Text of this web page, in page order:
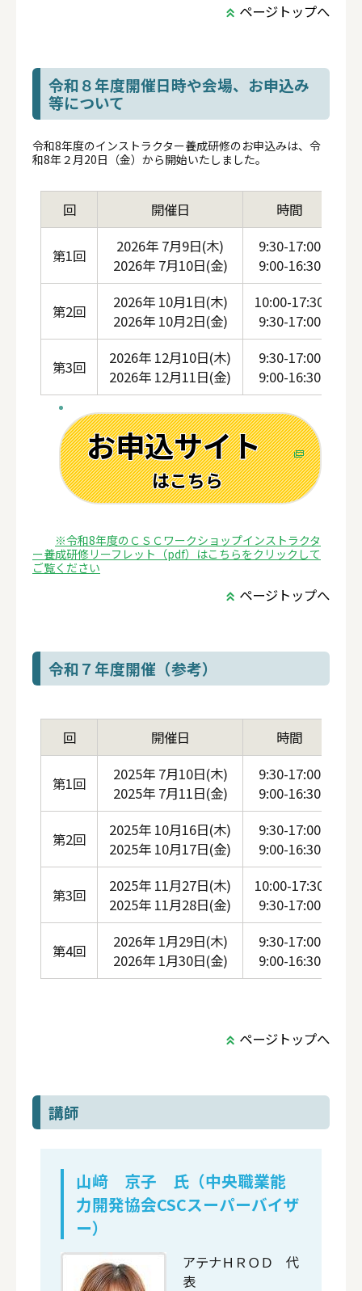
ページトップへ
令和８年度開催日時や会場、お申込み
等について
令和8年度のインストラクター養成研修のお申込みは、令
和8年２月20日（金）から開始いたしました。
回 開催日 時間
第1回
2026年 7月9日(木)
2026年 7月10日(金)
9:30-17:00
9:00-16:30
第2回
2026年 10月1日(木)
2026年 10月2日(金)
10:00-17:30
9:30-17:00
第3回
2026年 12月10日(木)
2026年 12月11日(金)
9:30-17:00
9:00-16:30
お申込サイト
はこちら
※令和8年度のＣＳＣワークショップインストラクタ
ー養成研修リーフレット（pdf）はこちらをクリックして
ご覧ください
ページトップへ
令和７年度開催（参考）
回 開催日 時間
第1回
2025年 7月10日(木)
2025年 7月11日(金)
9:30-17:00
9:00-16:30
第2回
2025年 10月16日(木)
2025年 10月17日(金)
9:30-17:00
9:00-16:30
第3回
2025年 11月27日(木)
2025年 11月28日(金)
10:00-17:30
9:30-17:00
第4回
2026年 1月29日(木)
2026年 1月30日(金)
9:30-17:00
9:00-16:30
ページトップへ
講師
山﨑 京子 氏（中央職業能
力開発協会CSCスーパーバイザ
ー）
アテナＨＲＯＤ 代
表